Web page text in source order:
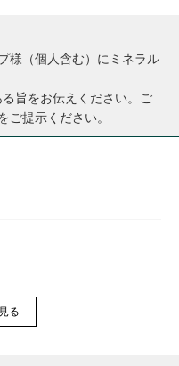
様（個人含む）にミネラル
旨をお伝えください。ご
ご提示ください。
る